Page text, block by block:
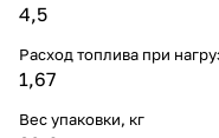
4,5
Расход топлива при
1,67
Вес упаковки, кг